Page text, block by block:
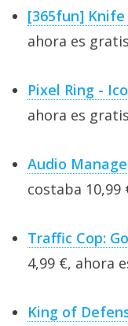
[365fun]
ahora es
Pixel Ring -
ahora es
Audio
costaba 10,99
Traffic Cop:
4,99 €, ahora
King of